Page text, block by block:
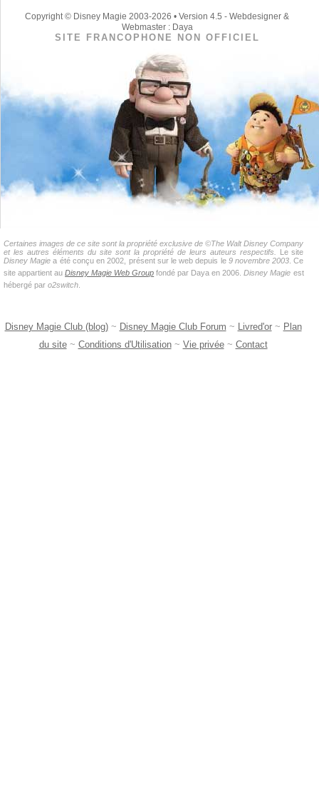
Copyright © Disney Magie 2003-2026 • Version 4.5 - Webdesigner &
Webmaster : Daya
SITE FRANCOPHONE NON OFFICIEL
Certaines images de ce site sont la propriété exclusive de ©The Walt Disney Company
et les autres éléments du site sont la propriété de leurs auteurs respectifs.
Le site
Disney Magie a été conçu en 2002, présent sur le web depuis le 9 novembre 2003 . Ce
site appartient auDisney Magie Web Group fondé par Daya en 2006.Disney Magie est
hébergé par o2switch
Disney Magie Club (blog)~ Disney Magie Club Forum ~ Livred'or~ Plan
du site~ Conditions d'Utilisation~ Vie privée~ Contact